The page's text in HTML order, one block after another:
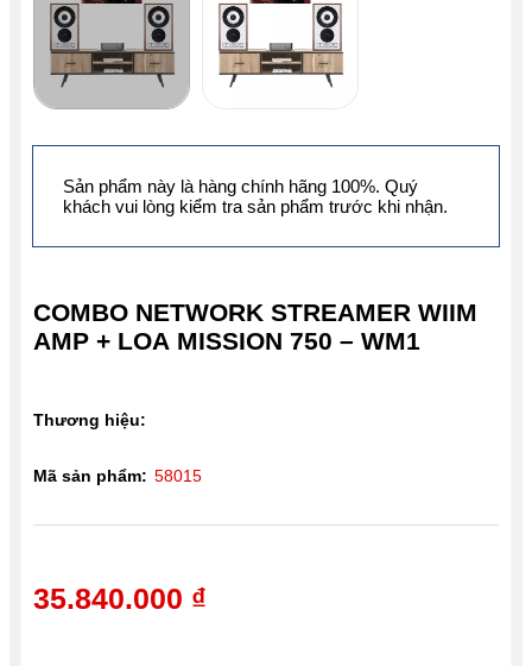
COMBO NETWORK STREAMER WIIM
AMP + LOA MISSION 750 – WM1
35.840.000 ₫
Thương hiệu:
Mã sản phẩm: 58015
Sản phẩm này là hàng chính hãng 100%. Quý
khách vui lòng kiểm tra sản phẩm trước khi nhận.